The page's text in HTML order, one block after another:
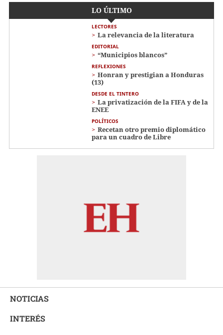
LO ÚLTIMO
LECTORES
La relevancia de la literatura
EDITORIAL
“Municipios blancos”
REFLEXIONES
Honran y prestigian a Honduras
(13)
DESDE EL TINTERO
La privatización de la FIFA y de la
ENEE
POLÍTICOS
Recetan otro premio diplomático
para un cuadro de Libre
NOTICIAS
INTERÉS